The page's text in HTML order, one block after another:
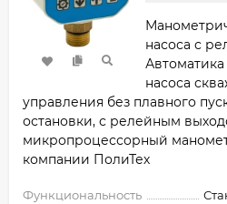
насоса с
насоса
управления без плавного
остановки, с релейным
микропроцессорный
компании ПолиТех
Функциональность